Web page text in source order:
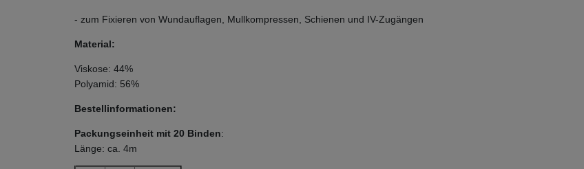
- zum Fixieren von Wundauflagen, Mullkompressen, Schienen und IV-Zugängen
Material:
Viskose: 44%
Polyamid: 56%
Bestellinformationen:
Packungseinheit mit 20 Binden:
Länge: ca. 4m